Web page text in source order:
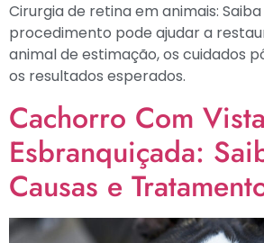
Cirurgia de retina em animais:
procedimento pode ajudar a
animal de estimação, os cuidados
os resultados esperados.
Cachorro Com Vista
Esbranquiçada:
Causas e